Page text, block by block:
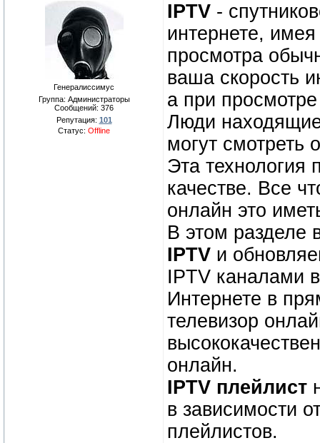
Генералиссимус
Группа: Администраторы
Сообщений: 376
Репутация: 101
Статус: Offline
IPTV -
интернете,
просмотра
ваша скорость
а при
Люди
могут смотреть
Эта технология
качестве. Все
онлайн это
В этом разделе
IPTV и
IPTV каналами
Интернете в
телевизор
онлайн.
IPTV плейлист
в зависимости
плейлистов.